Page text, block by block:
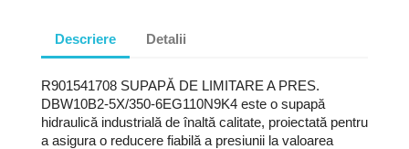
Descriere Detalii
R901541708 SUPAPĂ DE LIMITARE A PRES.
DBW10B2-5X/350-6EG110N9K4 este o supapă
hidraulică industrială de înaltă calitate, proiectată pentru
a asigura o reducere fiabilă a presiunii la valoarea